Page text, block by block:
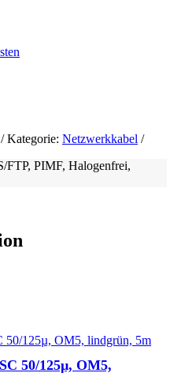
Kategorie: Netzwerkkabel
FTP, PIMF, Halogenfrei,
50/125µ, OM5,